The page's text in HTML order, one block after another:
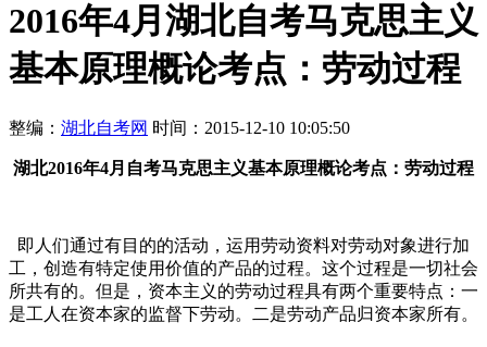
2016年4月湖北自考马克思主义
基本原理概论考点：劳动过程
整编： 湖北自考网 时间：2015-12-10 10:05:50
湖北2016年4月自考马克思主义基本原理概论考点：劳动过程
即人们通过有目的的活动，运用劳动资料对劳动对象进行加
工，创造有特定使用价值的产品的过程。这个过程是一切社会
所共有的。但是，资本主义的劳动过程具有两个重要特点：一
是工人在资本家的监督下劳动。二是劳动产品归资本家所有。